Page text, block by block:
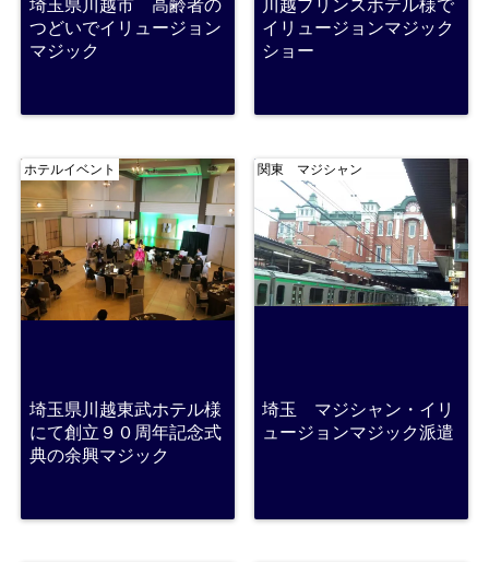
埼玉県川越市 高齢者の
つどいでイリュージョン
マジック
川越プリンスホテル様で
イリュージョンマジック
ショー
ホテルイベント
埼玉県川越東武ホテル様
にて創立９０周年記念式
典の余興マジック
関東 マジシャン
埼玉 マジシャン・イリ
ュージョンマジック派遣